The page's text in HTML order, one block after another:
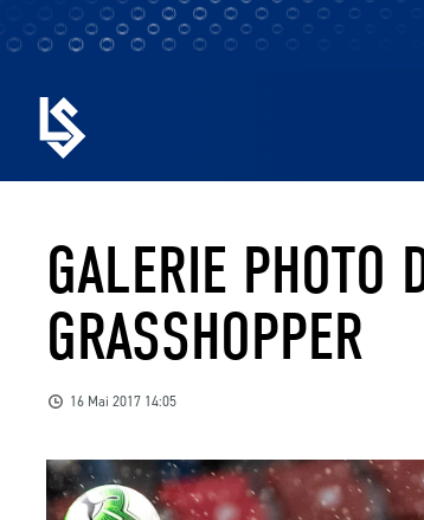
GALERIE PHOTO
GRASSHOPPER
16 Mai 2017 14:05